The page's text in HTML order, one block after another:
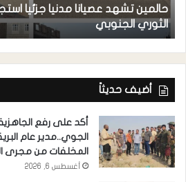
حالمين تشهد عصيانا مدنيا جزئيا
الثوري الجنوبي
أضيف حديثاً
أكد على رفع
الجوي..مدير عام
المخلفات من مجرى
أغسطس 6, 2026